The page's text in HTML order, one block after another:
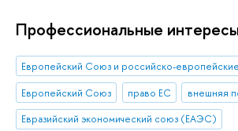
Профессиональные
Европейский Союз и российско-
Европейский Союз
право ЕС
внешняя
Евразийский экономический союз (ЕАЭС)